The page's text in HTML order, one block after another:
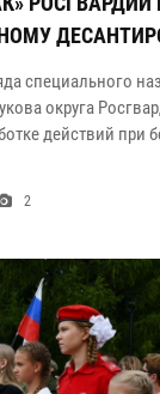
специального
округа
действий при
2